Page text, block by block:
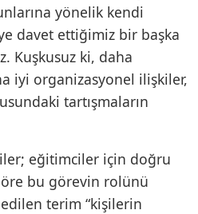
yönelik kendi
davet ettiğimiz bir başka
Kuşkusuz ki, daha
iyi organizasyonel ilişkiler,
tartışmaların
eğitimciler için doğru
bu görevin rolünü
terim “kişilerin